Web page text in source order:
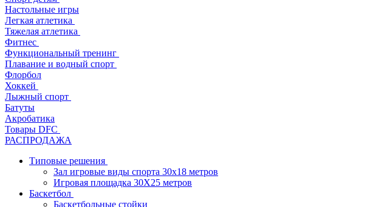
Настольные игры
Легкая атлетика
Тяжелая атлетика
Фитнес
Функциональный тренинг
Плавание и водный спорт
Флорбол
Хоккей
Лыжный спорт
Батуты
Акробатика
Товары DFC
РАСПРОДАЖА
Типовые решения
Зал игровые виды спорта 30x18 метров
Игровая площадка 30Х25 метров
Баскетбол
Баскетбольные стойки